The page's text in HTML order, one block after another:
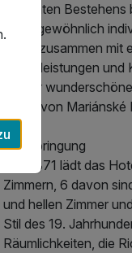
gesamten
außergewöhnlich
bietet zusammen mit
Dienstleistungen
mit der
Beste von Mariánské
Unterbringung
Seit 1871 lädt das
Zimmern, 6 davon
und hellen Zimmer
Stil des 19.
Räumlichkeiten, die